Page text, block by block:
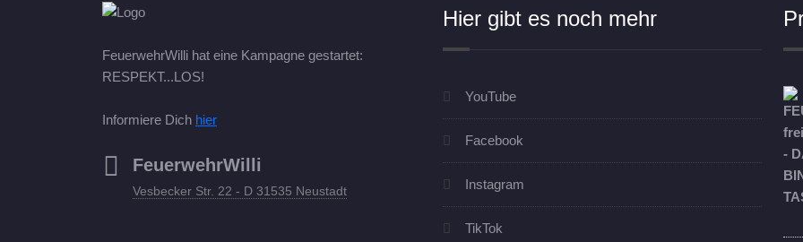
FeuerwehrWilli hat eine Kampagne gestartet:
RESPEKT...LOS!
Informiere Dich hier
FeuerwehrWilli
Vesbecker Str. 22 - D 31535 Neustadt
Hier gibt es noch mehr
YouTube
Facebook
Instagram
TikTok